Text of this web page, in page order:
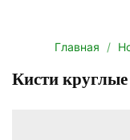
Главная
Кисти круглые